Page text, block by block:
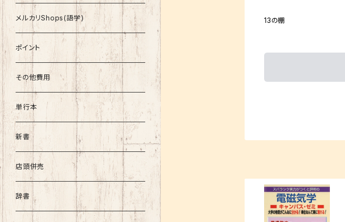
13の棚
コミック
文庫
その他書籍
書籍以外
メルカリShops(語学)
ポイント
その他費用
単行本
新書
店頭併売
辞書